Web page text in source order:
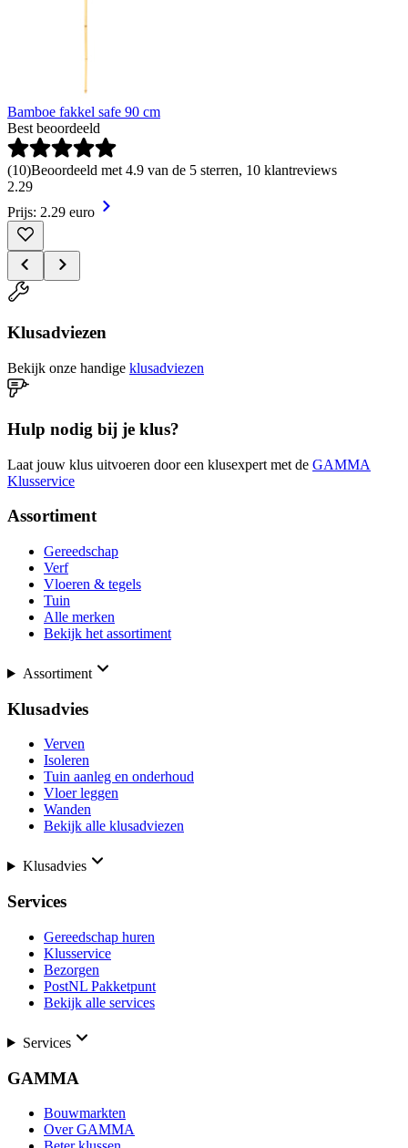
Bamboe fakkel safe 90 cm
Best beoordeeld
(10)Beoordeeld met 4.9 van de 5 sterren, 10 klantreviews
2.29
Prijs: 2.29 euro
Klusadviezen
Bekijk onze handige klusadviezen
Hulp nodig bij je klus?
Laat jouw klus uitvoeren door een klusexpert met de GAMMA
Klusservice
Assortiment
Gereedschap
Verf
Vloeren & tegels
Tuin
Alle merken
Bekijk het assortiment
Assortiment
Klusadvies
Verven
Isoleren
Tuin aanleg en onderhoud
Vloer leggen
Wanden
Bekijk alle klusadviezen
Klusadvies
Services
Gereedschap huren
Klusservice
Bezorgen
PostNL Pakketpunt
Bekijk alle services
Services
GAMMA
Bouwmarkten
Over GAMMA